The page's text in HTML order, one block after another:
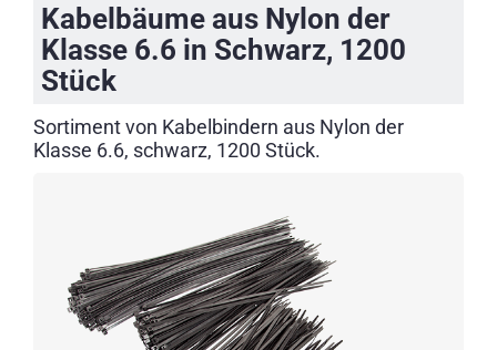
Kabelbäume aus Nylon der
Klasse 6.6 in Schwarz, 1200
Stück
Sortiment von Kabelbindern aus Nylon der
Klasse 6.6, schwarz, 1200 Stück.